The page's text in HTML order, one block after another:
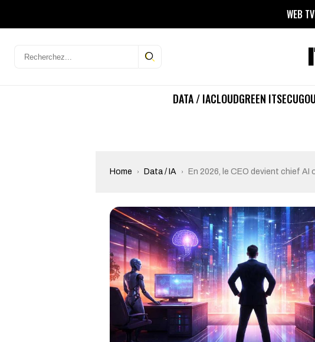
WEB TV
DATA / IACLOUDGREEN ITSECU
Home Data / IA En 2026, le CEO devient chief AI